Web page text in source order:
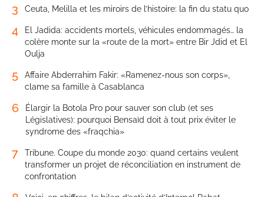
3 Ceuta, Melilla et les miroirs de l’histoire: la fin du statu quo
4
El Jadida: accidents mortels, véhicules endommagés… la
colère monte sur la «route de la mort» entre Bir Jdid et El
Oulja
5
Affaire Abderrahim Fakir: «Ramenez-nous son corps»,
clame sa famille à Casablanca
6
Élargir la Botola Pro pour sauver son club (et ses
Législatives): pourquoi Bensaïd doit à tout prix éviter le
syndrome des «fraqchia»
7
Tribune. Coupe du monde 2030: quand certains veulent
transformer un projet de réconciliation en instrument de
confrontation